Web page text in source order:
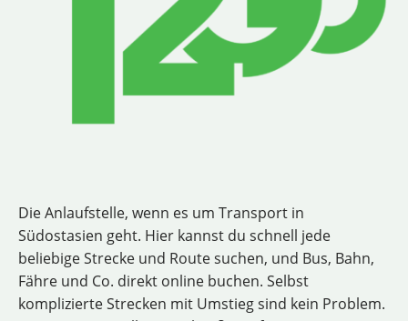
Die Anlaufstelle, wenn es um Transport in
Südostasien geht. Hier kannst du schnell jede
beliebige Strecke und Route suchen, und Bus, Bahn,
Fähre und Co. direkt online buchen. Selbst
komplizierte Strecken mit Umstieg sind kein Problem.